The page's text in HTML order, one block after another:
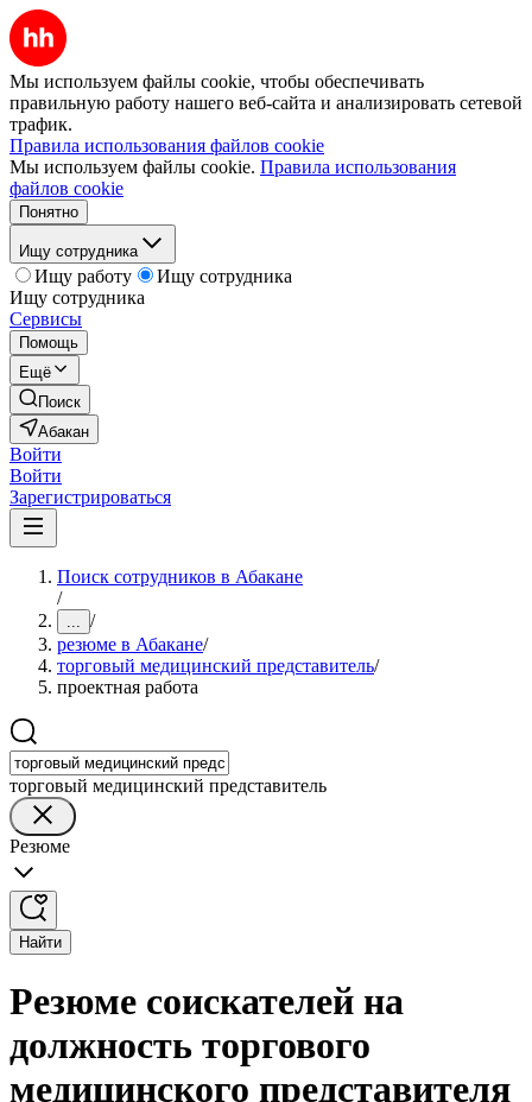
Мы используем файлы cookie, чтобы обеспечивать
правильную работу нашего веб-сайта и анализировать сетевой
трафик.
Правила использования файлов cookie
Мы используем файлы cookie. Правила использования
файлов cookie
Понятно
Ищу сотрудника
Ищу работу
Ищу сотрудника
Ищу сотрудника
Сервисы
Помощь
Ещё
Поиск
Абакан
Войти
Войти
Зарегистрироваться
Поиск сотрудников в Абакане
/
... /
резюме в Абакане/
торговый медицинский представитель/
проектная работа
торговый медицинский представитель
Резюме
Найти
Резюме соискателей на
должность торгового
медицинского представителя